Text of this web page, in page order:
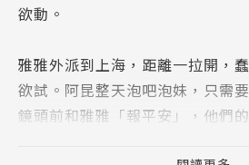
欲動。
雅雅外派到上海，距離一拉開，
欲試。阿昆整天泡吧泡妹，只需
鏡頭前和雅雅「報平安」，他們